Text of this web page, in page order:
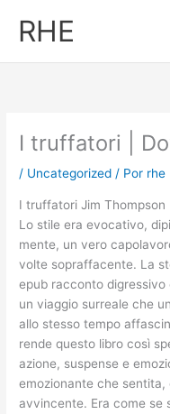
RHE
I truffatori |
/ Uncategorized / Por rhe
I truffatori Jim Thompson
Lo stile era evocativo,
mente, un vero
volte sopraffacente. La
epub racconto
un viaggio surreale che
allo stesso tempo
rende questo libro così
azione, suspense e
emozionante che
avvincente. Era come se